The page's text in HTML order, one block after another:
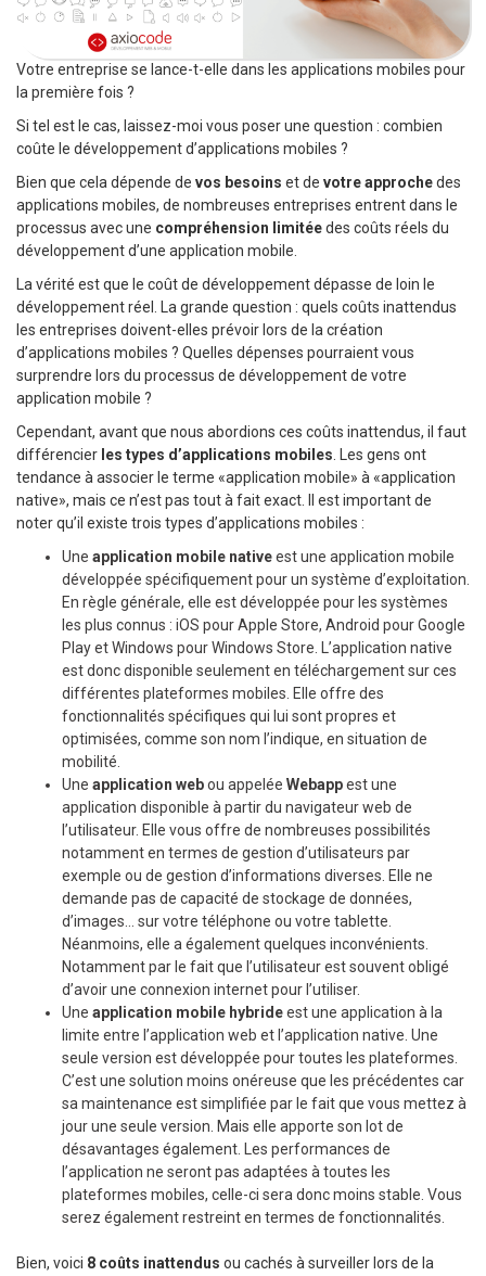
Votre entreprise se lance-t-elle dans les applications mobiles pour
la première fois ?
Si tel est le cas, laissez-moi vous poser une question : combien
coûte le développement d’applications mobiles ?
Bien que cela dépende de vos besoins et de votre approchedes
applications mobiles, de nombreuses entreprises entrent dans le
processus avec une compréhension limitéedes coûts réels du
développement d’une application mobile.
La vérité est que le coût de développement dépasse de loin le
développement réel. La grande question : quels coûts inattendus
les entreprises doivent-elles prévoir lors de la création
d’applications mobiles ? Quelles dépenses pourraient vous
surprendre lors du processus de développement de votre
application mobile ?
Cependant, avant que nous abordions ces coûts inattendus, il faut
différencier les types d’applications mobiles . Les gens ont
tendance à associer le terme «application mobile» à «application
native», mais ce n’est pas tout à fait exact. Il est important de
noter qu’il existe trois types d’applications mobiles :
Une application mobile nativeest une application mobile
développée spécifiquement pour un système d’exploitation.
En règle générale, elle est développée pour les systèmes
les plus connus : iOS pour Apple Store, Android pour Google
Play et Windows pour Windows Store. L’application native
est donc disponible seulement en téléchargement sur ces
différentes plateformes mobiles. Elle offre des
fonctionnalités spécifiques qui lui sont propres et
optimisées, comme son nom l’indique, en situation de
mobilité.
Une application webou appelée Webappest une
application disponible à partir du navigateur web de
l’utilisateur. Elle vous offre de nombreuses possibilités
notamment en termes de gestion d’utilisateurs par
exemple ou de gestion d’informations diverses. Elle ne
demande pas de capacité de stockage de données,
d’images… sur votre téléphone ou votre tablette.
Néanmoins, elle a également quelques inconvénients.
Notamment par le fait que l’utilisateur est souvent obligé
d’avoir une connexion internet pour l’utiliser.
Une application mobile hybrideest une application à la
limite entre l’application web et l’application native. Une
seule version est développée pour toutes les plateformes.
C’est une solution moins onéreuse que les précédentes car
sa maintenance est simplifiée par le fait que vous mettez à
jour une seule version. Mais elle apporte son lot de
désavantages également. Les performances de
l’application ne seront pas adaptées à toutes les
plateformes mobiles, celle-ci sera donc moins stable. Vous
serez également restreint en termes de fonctionnalités.
Bien, voici 8 coûts inattendus ou cachés à surveiller lors de la